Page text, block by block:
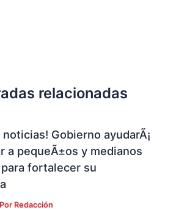
relacionadas
noticias! Gobierno ayudarÃ¡
a pequeÃ±os y medianos
fortalecer su
Redacción